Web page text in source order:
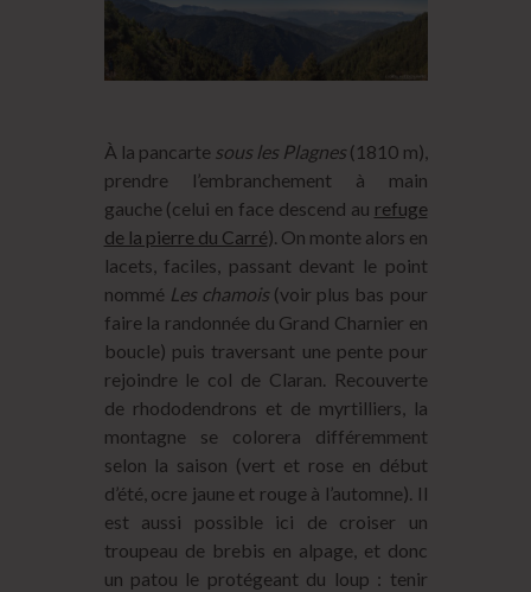
À la pancarte sous les Plagnes (1810 m),
prendre l’embranchement à main
gauche (celui en face descend au refuge
de la pierre du Carré). On monte alors en
lacets, faciles, passant devant le point
nommé Les chamois(voir plus bas pour
faire la randonnée du Grand Charnier en
boucle) puis traversant une pente pour
rejoindre le col de Claran. Recouverte
de rhododendrons et de myrtilliers, la
montagne se colorera différemment
selon la saison (vert et rose en début
d’été, ocre jaune et rouge à l’automne). Il
est aussi possible ici de croiser un
troupeau de brebis en alpage, et donc
un patou le protégeant du loup : tenir